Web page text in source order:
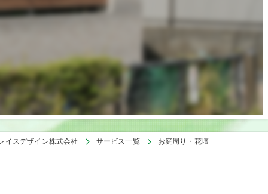
イスデザイン株式会社 サービス一覧 お庭周り・花壇